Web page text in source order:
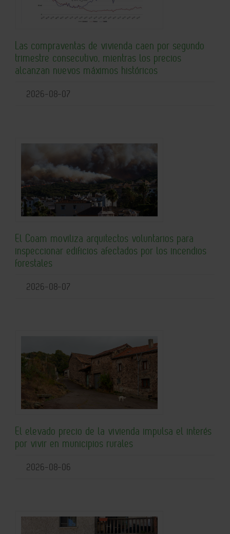
Las compraventas de vivienda caen por segundo
trimestre consecutivo, mientras los precios
alcanzan nuevos máximos históricos
2026-08-07
El Coam moviliza arquitectos voluntarios para
inspeccionar edificios afectados por los incendios
forestales
2026-08-07
El elevado precio de la vivienda impulsa el interés
por vivir en municipios rurales
2026-08-06